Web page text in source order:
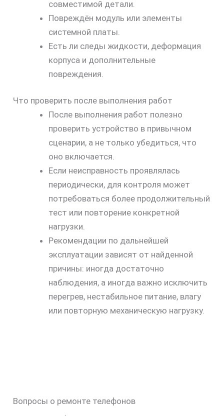
совместимой детали.
Повреждён модуль или элементы
системной платы.
Есть ли следы жидкости, деформация
корпуса и дополнительные
повреждения.
Что проверить после выполнения работ
После выполнения работ полезно
проверить устройство в привычном
сценарии, а не только убедиться, что
оно включается.
Если неисправность проявлялась
периодически, для контроля может
потребоваться более продолжительный
тест или повторение конкретной
нагрузки.
Рекомендации по дальнейшей
эксплуатации зависят от найденной
причины: иногда достаточно
наблюдения, а иногда важно исключить
перегрев, нестабильное питание, влагу
или повторную механическую нагрузку.
Вопросы о ремонте телефонов
скидку
30%